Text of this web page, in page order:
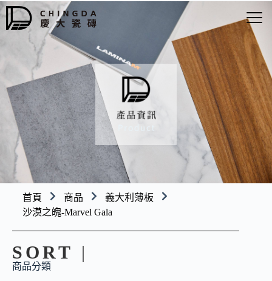
首頁 商品
義大利薄板
沙漠之魄-Marvel Gala
SORT |
商品分類